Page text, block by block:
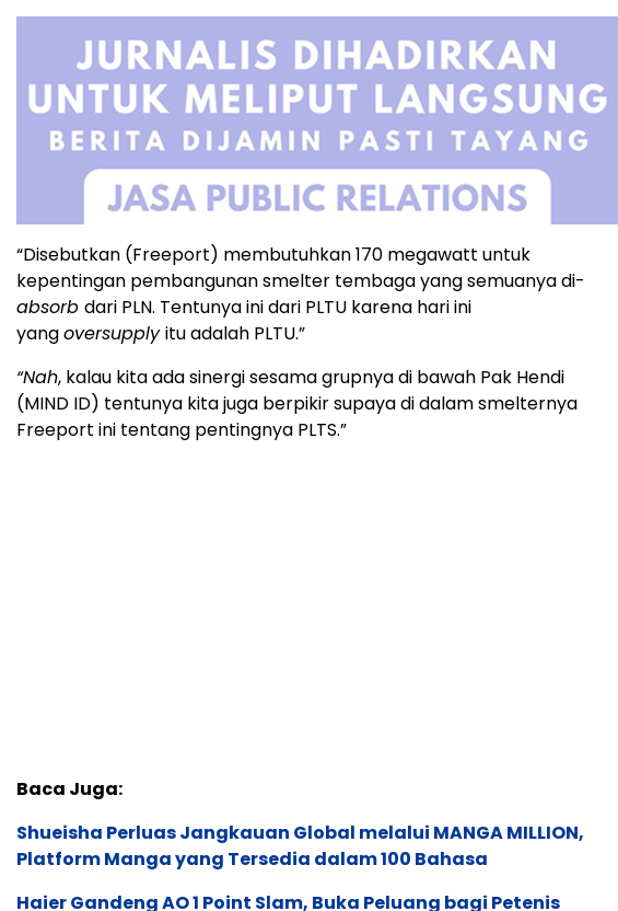
“Disebutkan (Freeport) membutuhkan 170 megawatt untuk
kepentingan pembangunan smelter tembaga yang semuanya di-
absorb dari PLN. Tentunya ini dari PLTU karena hari ini
yangoversupplyitu adalah PLTU.”
“Nah, kalau kita ada sinergi sesama grupnya di bawah Pak Hendi
(MIND ID) tentunya kita juga berpikir supaya di dalam smelternya
Freeport ini tentang pentingnya PLTS.”
Baca Juga:
Shueisha Perluas Jangkauan Global melalui MANGA MILLION,
Platform Manga yang Tersedia dalam 100 Bahasa
Haier Gandeng AO 1 Point Slam, Buka Peluang bagi Petenis